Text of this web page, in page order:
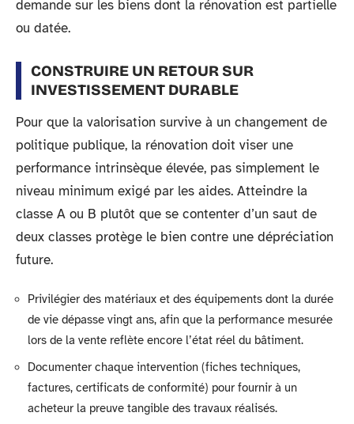
demande sur les biens dont la rénovation est partielle
ou datée.
CONSTRUIRE UN RETOUR SUR
INVESTISSEMENT DURABLE
Pour que la valorisation survive à un changement de
politique publique, la rénovation doit viser une
performance intrinsèque élevée, pas simplement le
niveau minimum exigé par les aides. Atteindre la
classe A ou B plutôt que se contenter d’un saut de
deux classes protège le bien contre une dépréciation
future.
Privilégier des matériaux et des équipements dont la durée
de vie dépasse vingt ans, afin que la performance mesurée
lors de la vente reflète encore l’état réel du bâtiment.
Documenter chaque intervention (fiches techniques,
factures, certificats de conformité) pour fournir à un
acheteur la preuve tangible des travaux réalisés.